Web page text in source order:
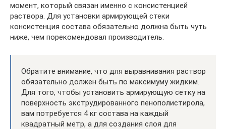
момент, который связан именно с консистенцией
раствора. Для установки армирующей стеки
консистенция состава обязательно должна быть чуть
ниже, чем порекомендовал производитель.
Обратите внимание, что для выравнивания раствор
обязательно должен быть по максимуму жидким.
Для того, чтобы установить армирующую сетку на
поверхность экструдированного пенополистирола,
вам потребуется 4 кг состава на каждый
квадратный метр, а для создания слоя для